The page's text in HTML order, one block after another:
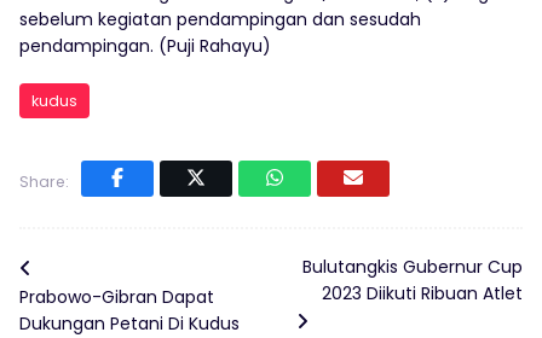
sebelum kegiatan pendampingan dan sesudah
pendampingan. (Puji Rahayu)
kudus
Share:
Prabowo-Gibran Dapat
Dukungan Petani Di Kudus
Bulutangkis Gubernur Cup
2023 Diikuti Ribuan Atlet